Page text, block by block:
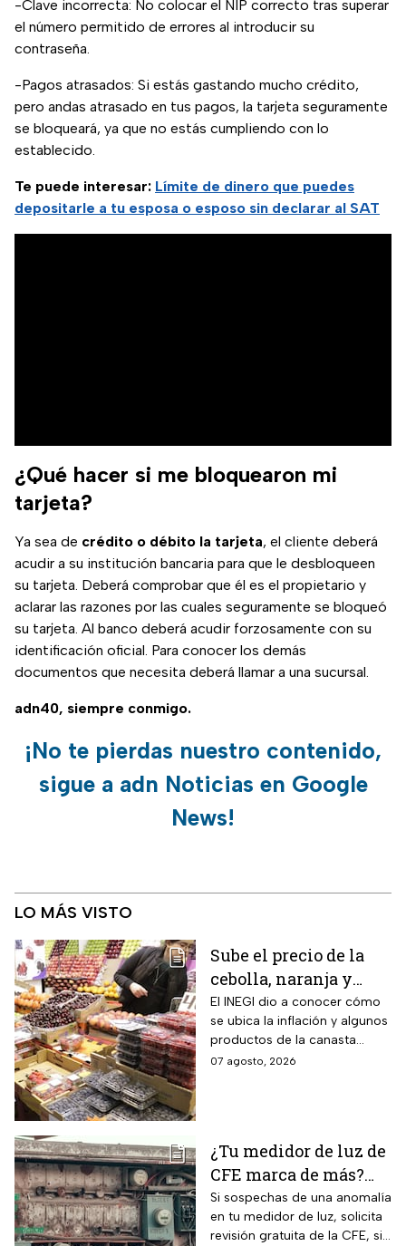
-Clave incorrecta: No colocar el NIP correcto tras superar
el número permitido de errores al introducir su
contraseña.
-Pagos atrasados: Si estás gastando mucho crédito,
pero andas atrasado en tus pagos, la tarjeta seguramente
se bloqueará, ya que no estás cumpliendo con lo
establecido.
Te puede interesar: Límite de dinero que puedes
depositarle a tu esposa o esposo sin declarar al SAT
¿Qué hacer si me bloquearon mi
tarjeta?
Ya sea de crédito o débito la tarjeta, el cliente deberá
acudir a su institución bancaria para que le desbloqueen
su tarjeta. Deberá comprobar que él es el propietario y
aclarar las razones por las cuales seguramente se bloqueó
su tarjeta. Al banco deberá acudir forzosamente con su
identificación oficial. Para conocer los demás
documentos que necesita deberá llamar a una sucursal.
adn40, siempre conmigo.
¡No te pierdas nuestro contenido,
sigue a adn Noticias en Google
News!
LO MÁS VISTO
Sube el precio de la
cebolla, naranja y
otros alimentos de la
canasta básica por la
inflación
El INEGI dio a conocer cómo
se ubica la inflación y algunos
productos de la canasta
básica incrementaron sus
07 agosto, 2026
¿Tu medidor de luz de
CFE marca de más?
Así puedes saber si
presenta una falla
Si sospechas de una anomalía
en tu medidor de luz, solicita
revisión gratuita de la CFE, si